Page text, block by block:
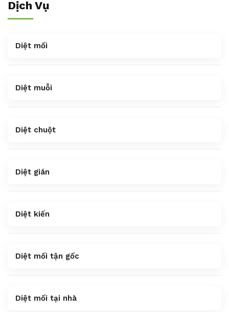
Dịch Vụ
Diệt mối
Diệt muỗi
Diệt chuột
Diệt gián
Diệt kiến
Diệt mối tận gốc
Diệt mối tại nhà